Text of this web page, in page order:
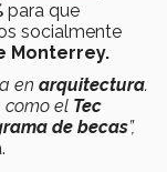
para que
socialmente
Monterrey.
en arquitectura.
como el Tec
de becas”,